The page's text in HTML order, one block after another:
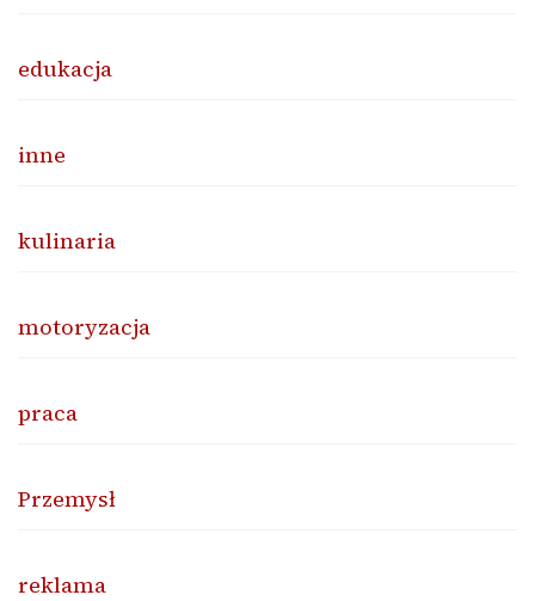
edukacja
inne
kulinaria
motoryzacja
praca
Przemysł
reklama